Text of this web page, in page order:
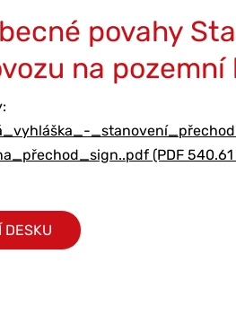
povahy
na pozemní
(PDF 540.61
DESKU